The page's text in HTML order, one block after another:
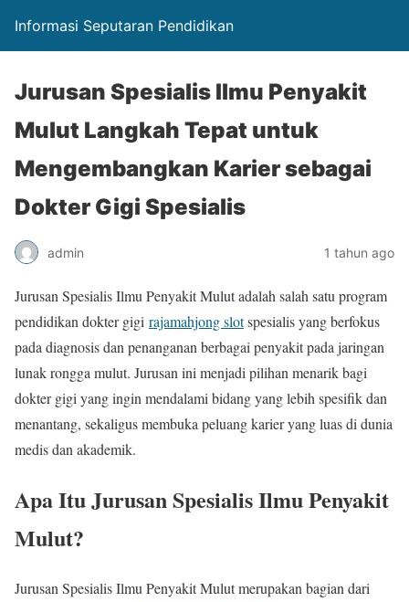
Informasi Seputaran Pendidikan
Jurusan Spesialis Ilmu Penyakit
Mulut Langkah Tepat untuk
Mengembangkan Karier sebagai
Dokter Gigi Spesialis
admin 1 tahun ago
Jurusan Spesialis Ilmu Penyakit Mulut adalah salah satu program
pendidikan dokter gigi rajamahjong slotspesialis yang berfokus
pada diagnosis dan penanganan berbagai penyakit pada jaringan
lunak rongga mulut. Jurusan ini menjadi pilihan menarik bagi
dokter gigi yang ingin mendalami bidang yang lebih spesifik dan
menantang, sekaligus membuka peluang karier yang luas di dunia
medis dan akademik.
Apa Itu Jurusan Spesialis Ilmu Penyakit
Mulut?
Jurusan Spesialis Ilmu Penyakit Mulut merupakan bagian dari